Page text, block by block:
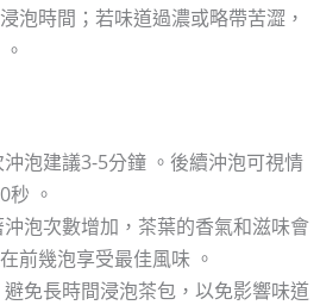
泡時間；若味道過濃或略帶苦澀，
沖泡建議3-5分鐘 。後續沖泡可視情
秒 。
沖泡次數增加，茶葉的香氣和滋味會
前幾泡享受最佳風味 。
避免長時間浸泡茶包，以免影響味道